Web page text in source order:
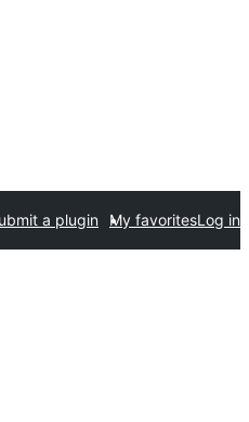
a plugin My favoritesLog in